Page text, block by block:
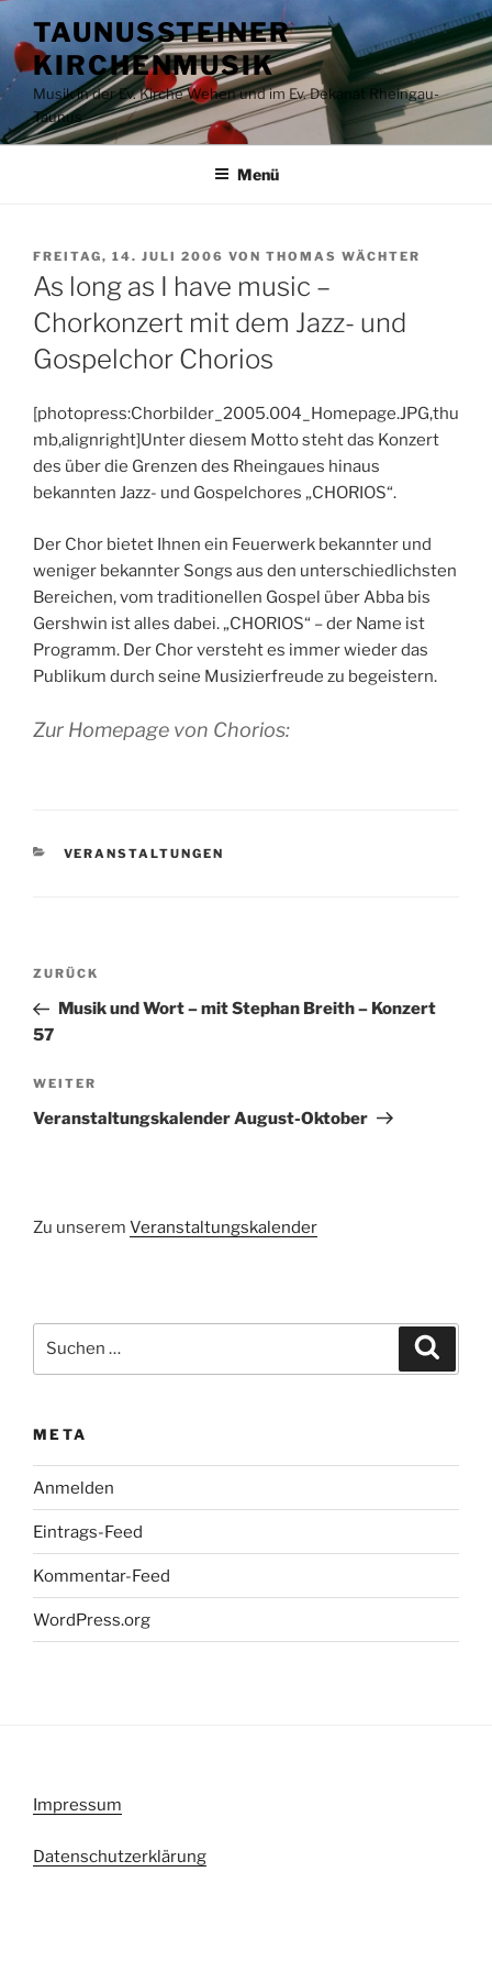
Inhalt
springen
TAUNUSSTEINER
KIRCHENMUSIK
Musik in der Ev. Kirche Wehen und im Ev. Dekanat Rheingau-
Taunus
Menü
VERÖFFENTLICHT
AM
FREITAG, 14. JULI 2006 VON THOMAS WÄCHTER
As long as I have music –
Chorkonzert mit dem Jazz- und
Gospelchor Chorios
[photopress:Chorbilder_2005.004_Homepage.JPG,thu
mb,alignright]Unter diesem Motto steht das Konzert
des über die Grenzen des Rheingaues hinaus
bekannten Jazz- und Gospelchores „CHORIOS“.
Der Chor bietet Ihnen ein Feuerwerk bekannter und
weniger bekannter Songs aus den unterschiedlichsten
Bereichen, vom traditionellen Gospel über Abba bis
Gershwin ist alles dabei. „CHORIOS“ – der Name ist
Programm. Der Chor versteht es immer wieder das
Publikum durch seine Musizierfreude zu begeistern.
Zur Homepage von Chorios:
KATEGORIEN
VERANSTALTUNGEN
Beitragsnavigation
Vorheriger
Beitrag
ZURÜCK
Musik und Wort – mit Stephan Breith – Konzert
57
Nächster
Beitrag
WEITER
Veranstaltungskalender August-Oktober
Zu unserem Veranstaltungskalender
nach:
META
Anmelden
Eintrags-Feed
Kommentar-Feed
WordPress.org
Impressum
Datenschutzerklärung